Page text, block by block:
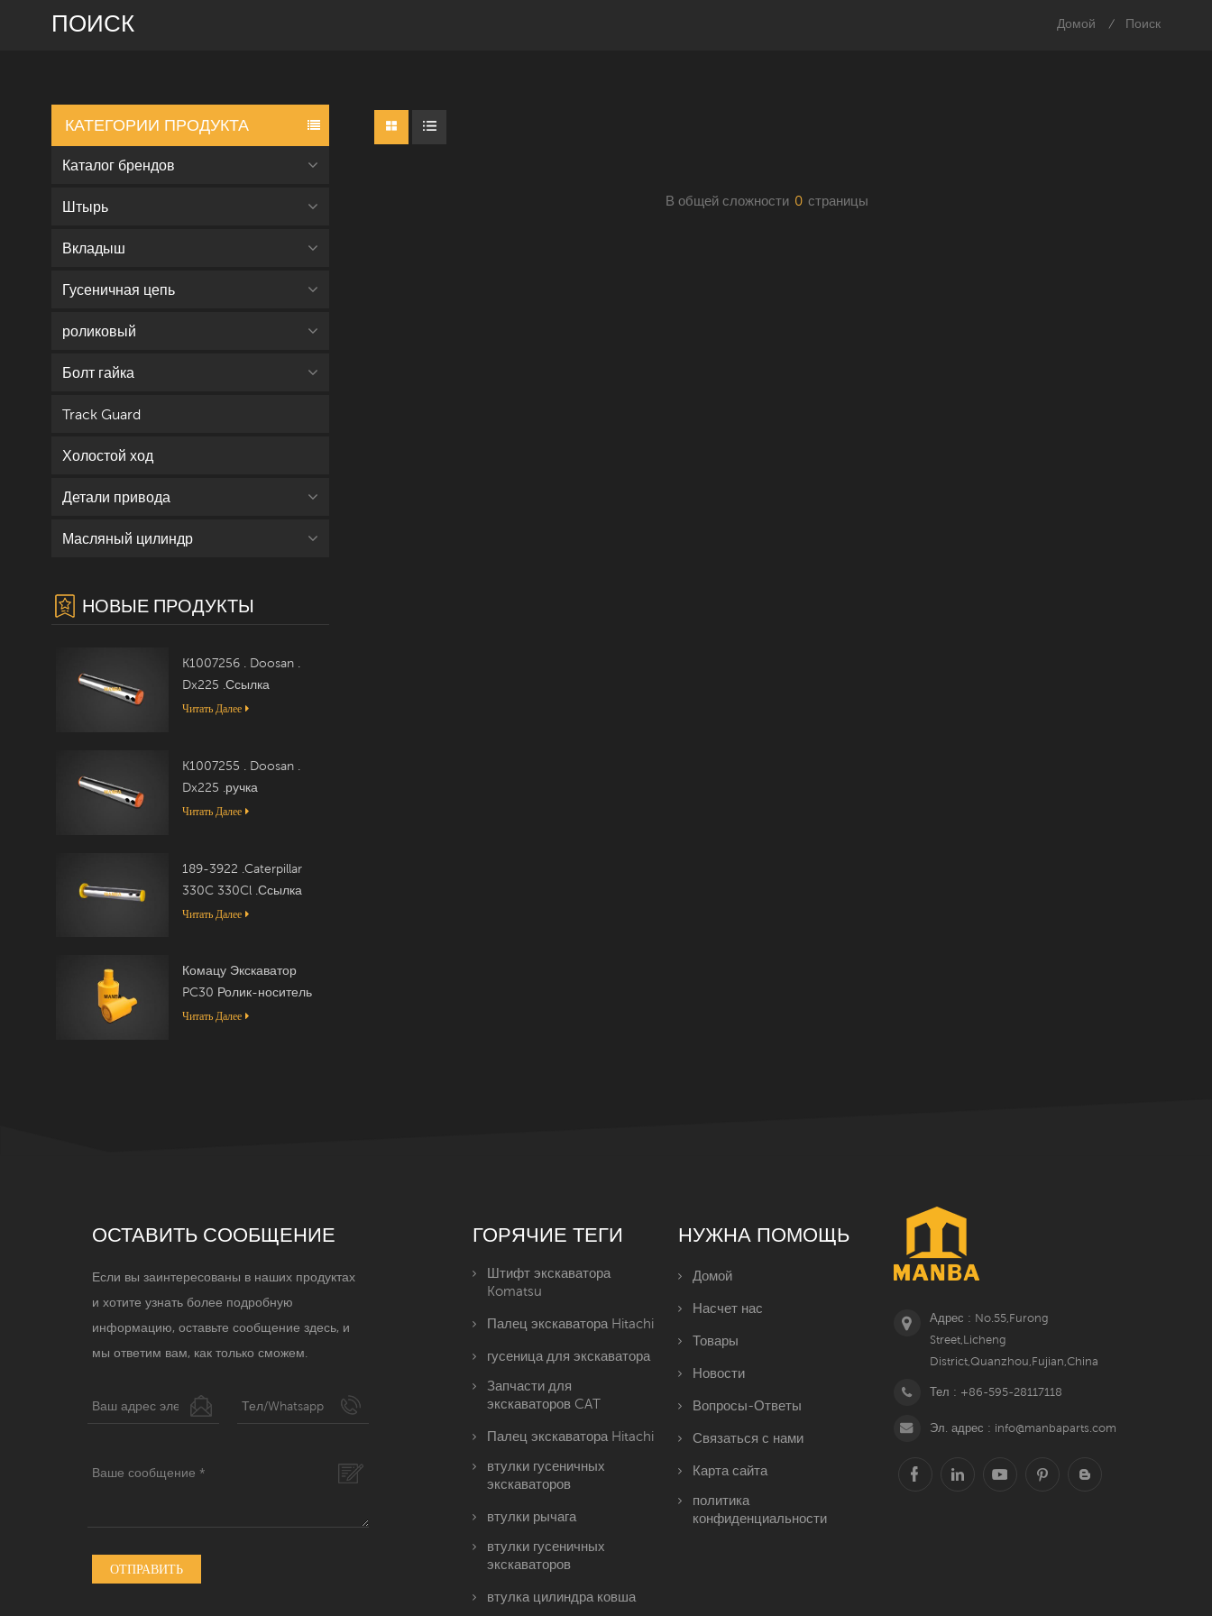
ПОИСК Домой / Поиск
КАТЕГОРИИ ПРОДУКТА
Каталог брендов
Штырь
Вкладыш
Гусеничная цепь
роликовый
Болт гайка
Track Guard
Холостой ход
Детали привода
Масляный цилиндр
НОВЫЕ ПРОДУКТЫ
K1007256 . Doosan .
Dx225 .Ссылка
Читать Далее
K1007255 . Doosan .
Dx225 .ручка
Читать Далее
189-3922 .Caterpillar
330C 330Cl .Ссылка
Читать Далее
Комацу Экскаватор
PC30 Ролик-носитель
20T-30-00050
Читать Далее
В общей сложности 0 страницы
ОСТАВИТЬ СООБЩЕНИЕ
Если вы заинтересованы в наших продуктах
и ​​хотите узнать более подробную
информацию, оставьте сообщение здесь, и
мы ответим вам, как только сможем.
ГОРЯЧИЕ ТЕГИ
Штифт экскаватора
Komatsu
Палец экскаватора Hitachi
гусеница для экскаватора
Запчасти для
экскаваторов CAT
Палец экскаватора Hitachi
втулки гусеничных
экскаваторов
втулки рычага
втулки гусеничных
экскаваторов
втулка цилиндра ковша
НУЖНА ПОМОЩЬ
Домой
Насчет нас
Товары
Новости
Вопросы-Ответы
Связаться с нами
Карта сайта
политика
конфиденциальности
Адрес : No.55,Furong
Street,Licheng
District,Quanzhou,Fujian,China
Тел : +86-595-28117118
Эл. адрес : info@manbaparts.com